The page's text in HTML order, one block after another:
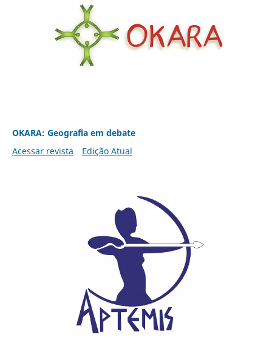
OKARA: Geografia em debate
Acessar revista
Edição Atual